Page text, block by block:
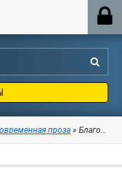
проза »